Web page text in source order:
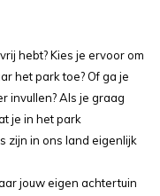
hebt? Kies je ervoor om
het park toe? Of ga je
invullen? Als je graag
je in het park
zijn in ons land eigenlijk
jouw eigen achtertuin